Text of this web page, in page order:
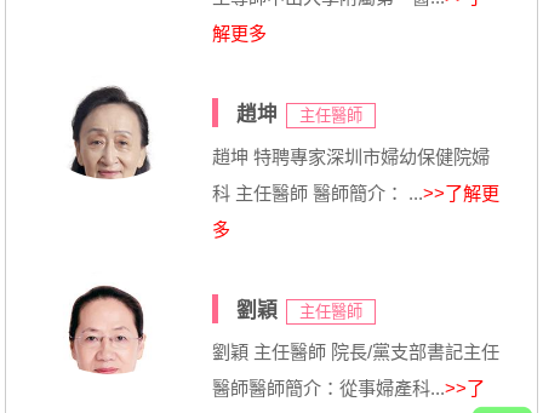
解更多
趙坤 主任醫師
趙坤 特聘專家深圳市婦幼保健院婦
科 主任醫師 醫師簡介： ...>>了解更
多
劉穎 主任醫師
劉穎 主任醫師 院長/黨支部書記主任
醫師醫師簡介：從事婦產科...>>了